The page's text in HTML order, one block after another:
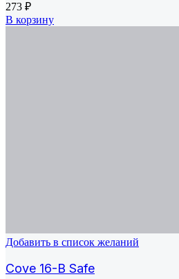
273 ₽
В корзину
Добавить в список желаний
Cove 16-B Safe